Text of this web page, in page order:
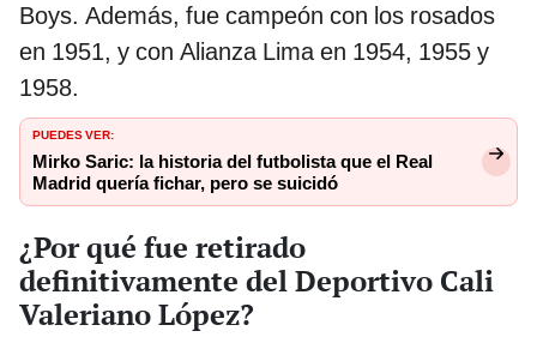
Boys. Además, fue campeón con los rosados
en 1951, y con Alianza Lima en 1954, 1955 y
1958.
PUEDES VER:
Mirko Saric: la historia del futbolista que el Real
Madrid quería fichar, pero se suicidó
¿Por qué fue retirado
definitivamente del Deportivo Cali
Valeriano López?